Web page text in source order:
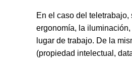
En el caso del
ergonomía, la
lugar de trabajo. De la
(propiedad intelectual,